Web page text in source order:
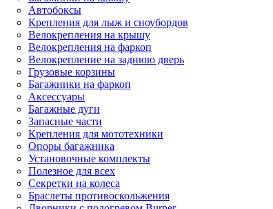
Автобоксы
Крепления для лыж и сноубордов
Велокрепления на крышу
Велокрепления на фаркоп
Велокрепление на заднюю дверь
Грузовые корзины
Багажники на фаркоп
Аксессуары
Багажные дуги
Запасные части
Крепления для мототехники
Опоры багажника
Установочные комплекты
Полезное для всех
Секретки на колеса
Браслеты противоскольжения